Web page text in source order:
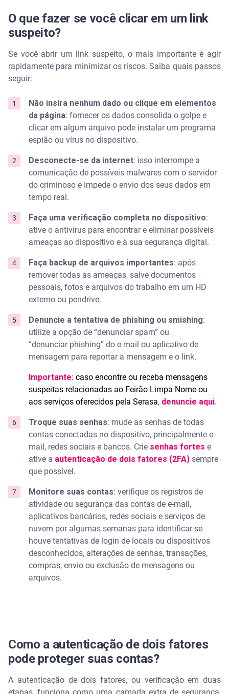
O que fazer se você clicar em um link
suspeito?
Se você abrir um link suspeito, o mais importante é agir
rapidamente para minimizar os riscos. Saiba quais passos
seguir:
Não insira nenhum dado ou clique em elementos
da página: fornecer os dados consolida o golpe e
clicar em algum arquivo pode instalar um programa
espião ou vírus no dispositivo.
Desconecte-se da internet: isso interrompe a
comunicação de possíveis malwares com o servidor
do criminoso e impede o envio dos seus dados em
tempo real.
Faça uma verificação completa no dispositivo:
ative o antivírus para encontrar e eliminar possíveis
ameaças ao dispositivo e à sua segurança digital.
Faça backup de arquivos importantes: após
remover todas as ameaças, salve documentos
pessoais, fotos e arquivos do trabalho em um HD
externo ou pendrive.
Denuncie a tentativa de phishing ou smishing:
utilize a opção de “denunciar spam” ou
“denunciar phishing” do e-mail ou aplicativo de
mensagem para reportar a mensagem e o link.
Importante: caso encontre ou receba mensagens
suspeitas relacionadas ao Feirão Limpa Nome ou
aos serviços oferecidos pela Serasa, denuncie aqui.
Troque suas senhas: mude as senhas de todas
contas conectadas no dispositivo, principalmente e-
mail, redes sociais e bancos. Crie senhas fortes e
ative a autenticação de dois fatores (2FA) sempre
que possível.
Monitore suas contas: verifique os registros de
atividade ou segurança das contas de e-mail,
aplicativos bancários, redes sociais e serviços de
nuvem por algumas semanas para identificar se
houve tentativas de login de locais ou dispositivos
desconhecidos, alterações de senhas, transações,
compras, envio ou exclusão de mensagens ou
arquivos.
Como a autenticação de dois fatores
pode proteger suas contas?
A autenticação de dois fatores, ou verificação em duas